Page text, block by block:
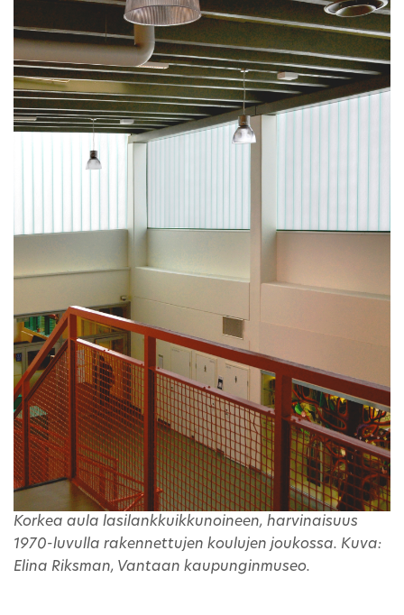
Korkea aula lasilankkuikkunoineen, harvinaisuus
1970-luvulla rakennettujen koulujen joukossa. Kuva:
Elina Riksman, Vantaan kaupunginmuseo.